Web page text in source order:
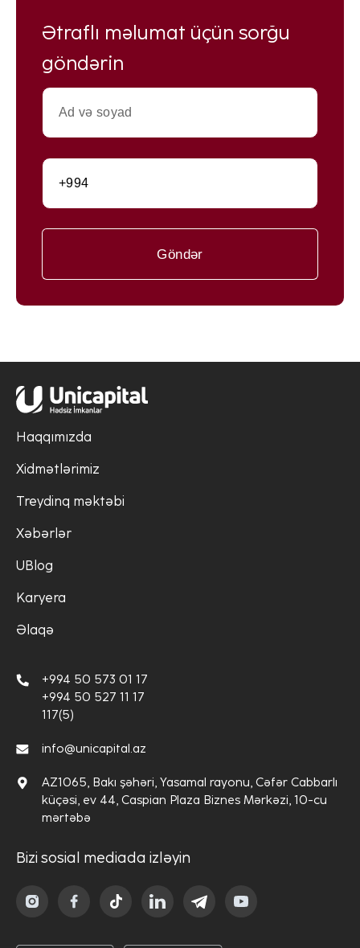
Ətraflı məlumat üçün sorğu
göndərin
Göndər
Haqqımızda
Xidmətlərimiz
Treydinq məktəbi
Xəbərlər
UBlog
Karyera
Əlaqə
+994 50 573 01 17
+994 50 527 11 17
117(5)
info@unicapital.az
AZ1065, Bakı şəhəri, Yasamal rayonu, Cəfər Cabbarlı
küçəsi, ev 44, Caspian Plaza Biznes Mərkəzi, 10-cu
mərtəbə
Bizi sosial mediada izləyin